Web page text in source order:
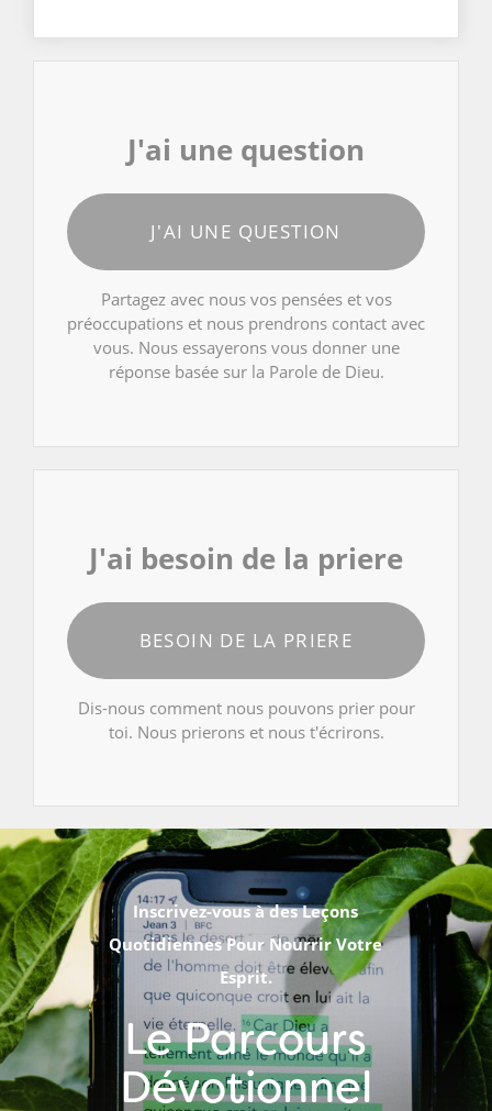
J'ai une question
J'AI UNE QUESTION
Partagez avec nous vos pensées et vos
préoccupations et nous prendrons contact avec
vous. Nous essayerons vous donner une
réponse basée sur la Parole de Dieu.
J'ai besoin de la priere
BESOIN DE LA PRIERE
Dis-nous comment nous pouvons prier pour
toi. Nous prierons et nous t'écrirons.
Inscrivez-vous à des Leçons
Quotidiennes Pour Nourrir Votre
Esprit.
Le Parcours
Dévotionnel